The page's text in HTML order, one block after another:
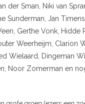
der Sman, Niki van
Sunderman, Jan
Gerthe Vonk, Hidde
Weerheijm, Clarion
Wielaard, Dingeman
Noor Zomerman en